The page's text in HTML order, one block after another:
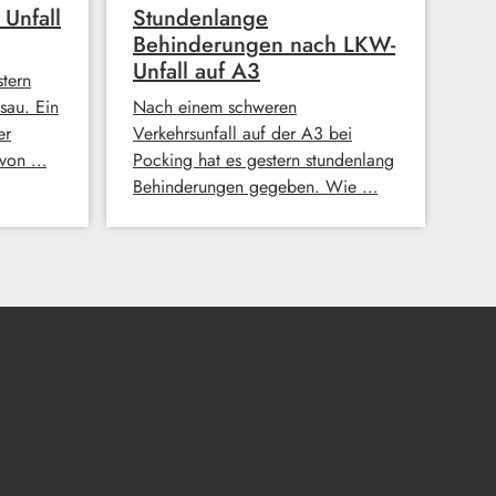
Ein
von …
Stundenlange
Behinderungen nach LKW-
Unfall auf A3
Nach einem schweren
Verkehrsunfall auf der A3 bei
Pocking hat es gestern stundenlang
Behinderungen gegeben. Wie …